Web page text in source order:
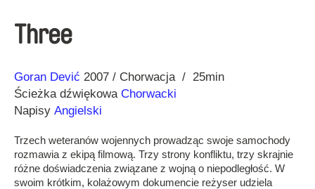
Three
Reżyseria
Goran Dević
Rok 2007 Chorwacja
25min
Ścieżka dźwiękowa Chorwacki
Napisy Angielski
Trzech weteranów wojennych prowadząc swoje samochody
rozmawia z ekipą filmową. Trzy strony konfliktu, trzy skrajnie
różne doświadczenia związane z wojną o niepodległość. W
swoim krótkim, kolażowym dokumencie reżyser udziela